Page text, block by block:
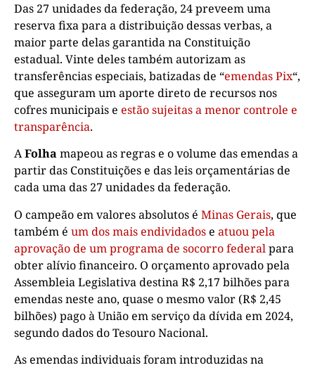
Das 27 unidades da federação, 24 preveem uma
reserva fixa para a distribuição dessas verbas, a
maior parte delas garantida na Constituição
estadual. Vinte deles também autorizam as
transferências especiais, batizadas de “emendas Pix“,
que asseguram um aporte direto de recursos nos
cofres municipais e estão sujeitas a menor controle e
transparência.
AFolha mapeou as regras e o volume das emendas a
partir das Constituições e das leis orçamentárias de
cada uma das 27 unidades da federação.
O campeão em valores absolutos é Minas Gerais, que
também é um dos mais endividadose atuou pela
aprovação de um programa de socorro federalpara
obter alívio financeiro. O orçamento aprovado pela
Assembleia Legislativa destina R$ 2,17 bilhões para
emendas neste ano, quase o mesmo valor (R$ 2,45
bilhões) pago à União em serviço da dívida em 2024,
segundo dados do Tesouro Nacional.
As emendas individuais foram introduzidas na